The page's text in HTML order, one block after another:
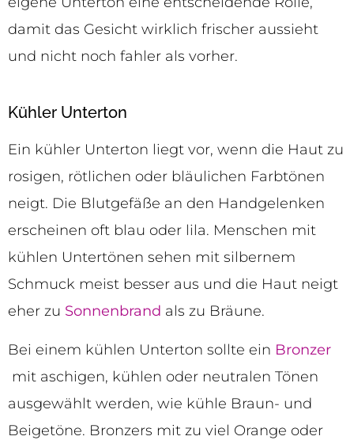
damit das Gesicht wirklich frischer aussieht
und nicht noch fahler als vorher.
Kühler Unterton
Ein kühler Unterton liegt vor, wenn die Haut zu
rosigen, rötlichen oder bläulichen Farbtönen
neigt. Die Blutgefäße an den Handgelenken
erscheinen oft blau oder lila. Menschen mit
kühlen Untertönen sehen mit silbernem
Schmuck meist besser aus und die Haut neigt
eher zu Sonnenbrand als zu Bräune.
Bei einem kühlen Unterton sollte ein Bronzer
mit aschigen, kühlen oder neutralen Tönen
ausgewählt werden, wie kühle Braun- und
Beigetöne. Bronzers mit zu viel Orange oder